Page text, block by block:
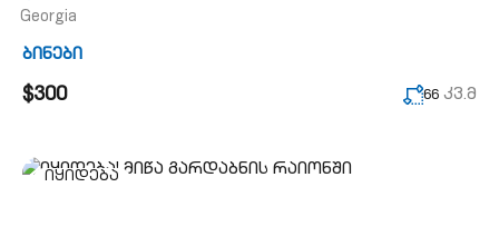
Georgia
ბინები
$300 66 კვ.მ
იყიდება